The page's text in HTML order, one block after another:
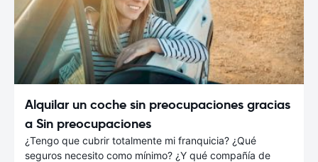
Alquilar un coche sin preocupaciones gracias
a Sin preocupaciones
¿Tengo que cubrir totalmente mi franquicia? ¿Qué
seguros necesito como mínimo? ¿Y qué compañía de